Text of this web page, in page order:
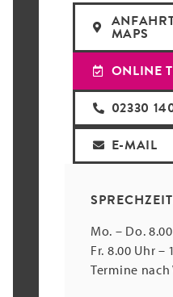
MAPS
ONLINE
02330
E-MAIL
Mo. – Do.
Fr. 8.00 Uhr –
Termine